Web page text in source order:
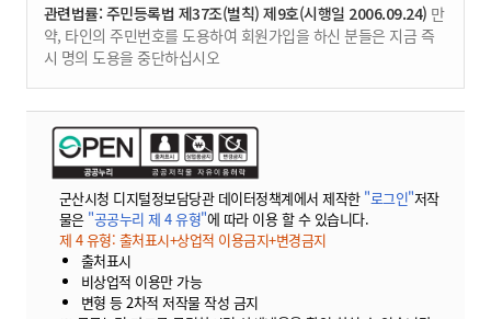
관련법률: 주민등록법 제37조(벌칙) 제9호(시행일 2006.09.24) 만
약, 타인의 주민번호를 도용하여 회원가입을 하신 분들은 지금 즉
시 명의 도용을 중단하십시오
군산시청 디지털정보담당관 데이터정책계에서 제작한 "로그인"저작
물은 "공공누리 제 4 유형"에 따라 이용 할 수 있습니다.
제 4 유형: 출처표시+상업적 이용금지+변경금지
출처표시
비상업적 이용만 가능
변형 등 2차적 저작물 작성 금지